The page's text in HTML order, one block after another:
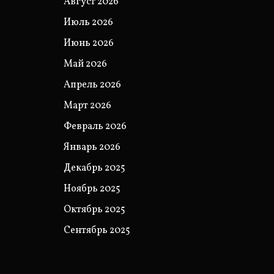
Июль 2026
Июнь 2026
Май 2026
Апрель 2026
Март 2026
Февраль 2026
Январь 2026
Декабрь 2025
Ноябрь 2025
Октябрь 2025
Сентябрь 2025